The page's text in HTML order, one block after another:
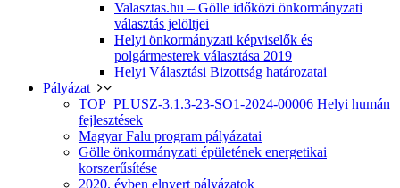
Valasztas.hu – Gölle időközi önkormányzati
választás jelöltjei
Helyi önkormányzati képviselők és
polgármesterek választása 2019
Helyi Választási Bizottság határozatai
Pályázat
TOP_PLUSZ-3.1.3-23-SO1-2024-00006 Helyi humán
fejlesztések
Magyar Falu program pályázatai
Gölle önkormányzati épületének energetikai
korszerűsítése
2020. évben elnyert pályázatok